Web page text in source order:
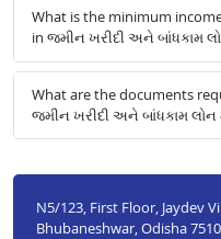
What is the minimum
in જમીન ખરીદી અને બાંધકામ
What are the documents
જમીન ખરીદી અને બાંધકામ લોન
N5/123, First Floor, Jaydev
Bhubaneshwar, Odisha